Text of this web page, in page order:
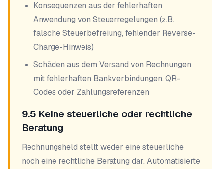
Konsequenzen aus der fehlerhaften
Anwendung von Steuerregelungen (z.B.
falsche Steuerbefreiung, fehlender Reverse-
Charge-Hinweis)
Schäden aus dem Versand von Rechnungen
mit fehlerhaften Bankverbindungen, QR-
Codes oder Zahlungsreferenzen
9.5 Keine steuerliche oder rechtliche
Beratung
Rechnungsheld stellt weder eine steuerliche
noch eine rechtliche Beratung dar. Automatisierte